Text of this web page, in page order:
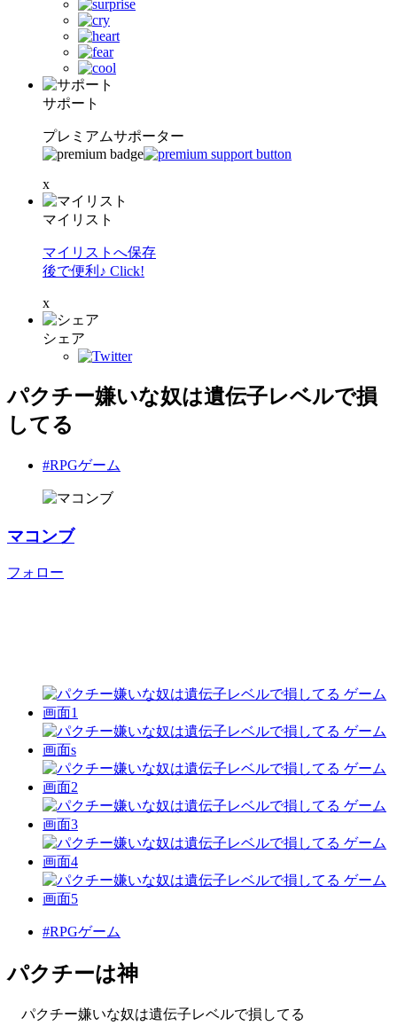
サポート
プレミアムサポーター
x
マイリスト
マイリストへ保存
後で便利♪ Click!
x
シェア
パクチー嫌いな奴は遺伝子レベルで損
してる
#RPGゲーム
マコンブ
フォロー
#RPGゲーム
パクチーは神
パクチー嫌いな奴は遺伝子レベルで損してる